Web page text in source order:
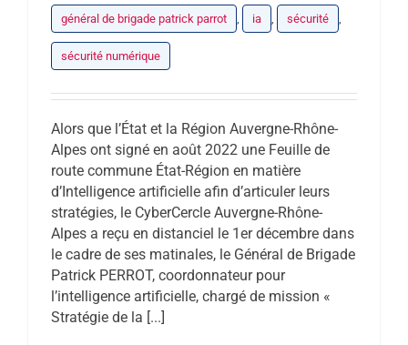
général de brigade patrick parrot , ia , sécurité ,
sécurité numérique
Alors que l’État et la Région Auvergne-Rhône-
Alpes ont signé en août 2022 une Feuille de
route commune État-Région en matière
d’Intelligence artificielle afin d’articuler leurs
stratégies, le CyberCercle Auvergne-Rhône-
Alpes a reçu en distanciel le 1er décembre dans
le cadre de ses matinales, le Général de Brigade
Patrick PERROT, coordonnateur pour
l’intelligence artificielle, chargé de mission «
Stratégie de la [...]